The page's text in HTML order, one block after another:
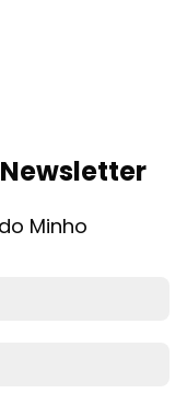
Minho